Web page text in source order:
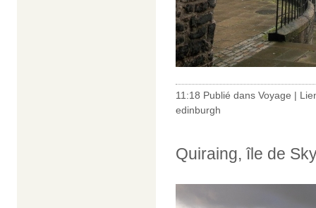
11:18 Publié dans Voyage |
edinburgh
Quiraing, île de